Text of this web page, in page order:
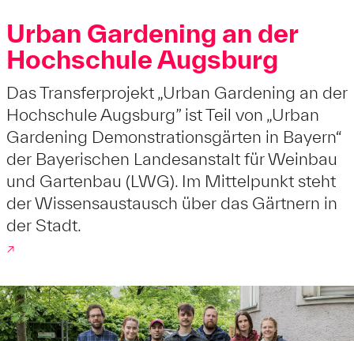
Urban Gardening an der
Hochschule Augsburg
Das Transferprojekt „Urban Gardening an der
Hochschule Augsburg” ist Teil von „Urban
Gardening Demonstrationsgärten in Bayern“
der Bayerischen Landesanstalt für Weinbau
und Gartenbau (LWG). Im Mittelpunkt steht
der Wissensaustausch über das Gärtnern in
der Stadt.
↗